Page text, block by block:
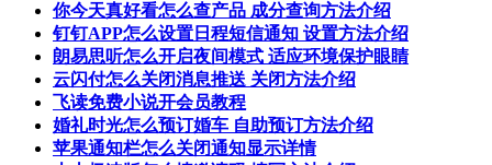
你今天真好看怎么查产品 成分查询方法介绍
钉钉APP怎么设置日程短信通知 设置方法介绍
朗易思听怎么开启夜间模式 适应环境保护眼睛
云闪付怎么关闭消息推送 关闭方法介绍
飞读免费小说开会员教程
婚礼时光怎么预订婚车 自助预订方法介绍
苹果通知栏怎么关闭通知显示详情